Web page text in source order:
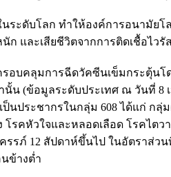
ระดับโลก ทำให้องค์การอนามัย
ก และเสียชีวิตจากการติดเชื้อไว
อบคลุมการฉีดวัคซีนเข็มกระตุ้นโ
นั้น (ข้อมูลระดับประเทศ ณ วันที่ 8
นประชากรในกลุ่ม 608 ได้แก่ ก
รคหัวใจและหลอดเลือด โรคไต
รภ์ 12 สัปดาห์ขึ้นไป ในอัตราส่ว
ข้างต่ำ